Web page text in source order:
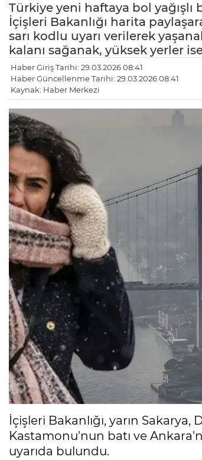
Türkiye yeni haftaya bol
İçişleri Bakanlığı harita
sarı kodlu uyarı verilerek
kalanı sağanak, yüksek yerler
Haber Giriş Tarihi: 29.03.2026 08:41
Haber Güncellenme Tarihi: 29.03.2026 08:41
Kaynak: Haber Merkezi
İçişleri Bakanlığı, yarın
Kastamonu'nun batı ve
uyarıda bulundu.